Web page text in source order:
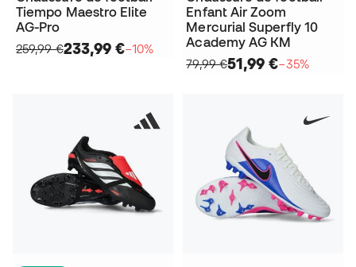
Tiempo Maestro Elite
AG-Pro
259,99 €233,99 €−10%
Enfant Air Zoom
Mercurial Superfly 10
Academy AG KM
79,99 €51,99 €−35%